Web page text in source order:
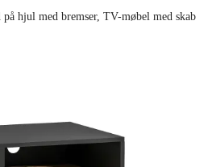
hjul med bremser, TV-møbel med skab